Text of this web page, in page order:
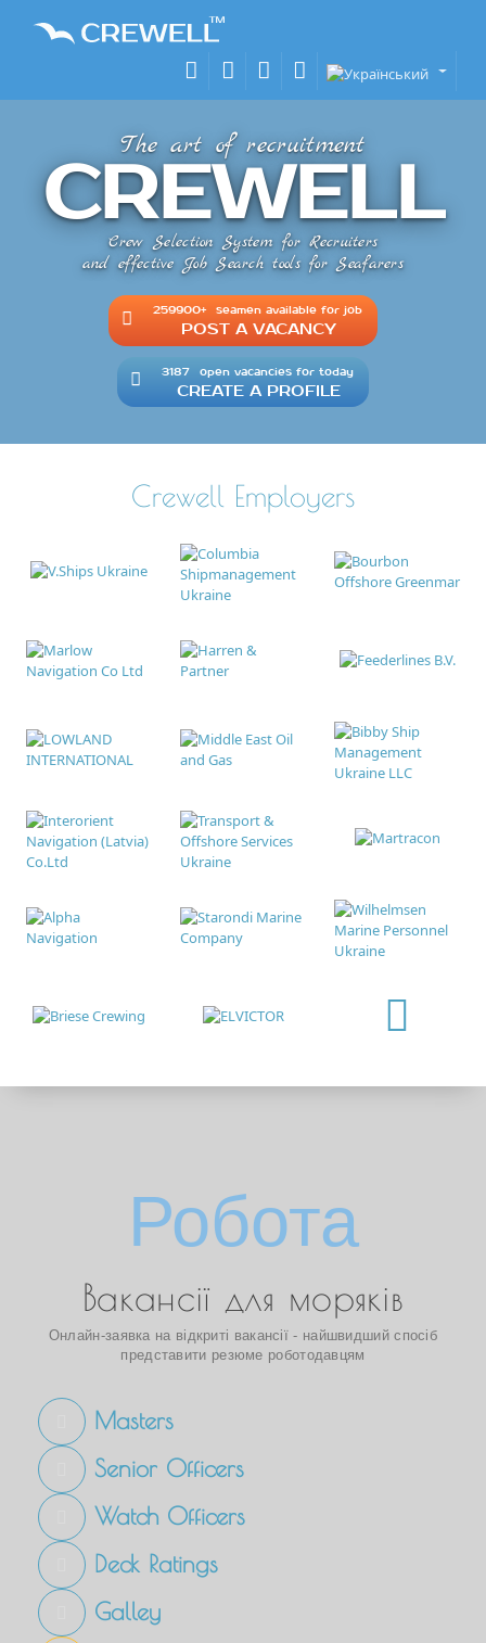
The art of recruitment
CREWELL
Crew Selection System for Recruiters
and effective Job Search tools for Seafarers
259900+ seamen available for job
POST A VACANCY
3187 open vacancies for today
CREATE A PROFILE
Crewell Employers
Робота
Вакансії для моряків
Онлайн-заявка на відкриті вакансії - найшвидший спосіб
представити резюме роботодавцям
Masters
Senior Officers
Watch Officers
Deck Ratings
Galley